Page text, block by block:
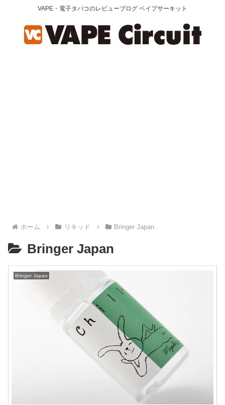
VAPE・電子タバコのレビューブログ ベイプサーキット
ホーム リキッド Bringer Japan
Bringer Japan
Bringer Japan